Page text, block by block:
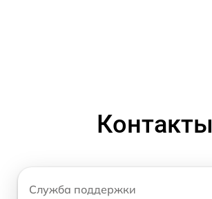
Контакты
Служба поддержки